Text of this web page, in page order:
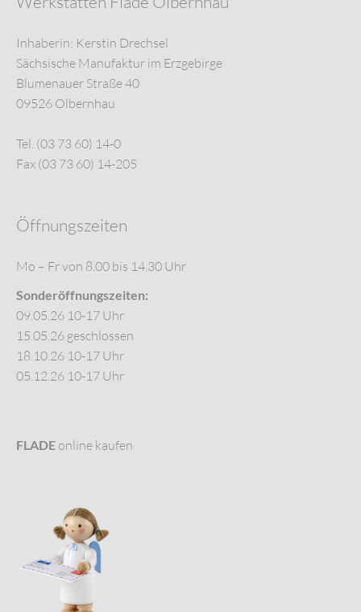
Inhaberin: Kerstin Drechsel
Sächsische Manufaktur im Erzgebirge
Blumenauer Straße 40
09526 Olbernhau
Tel. (03 73 60) 14-0
Fax (03 73 60) 14-205
Öffnungszeiten
Mo – Fr von 8.00 bis 14.30 Uhr
Sonderöffnungszeiten:
09.05.26 10-17 Uhr
15.05.26 geschlossen
18.10.26 10-17 Uhr
05.12.26 10-17 Uhr
FLADE online kaufen